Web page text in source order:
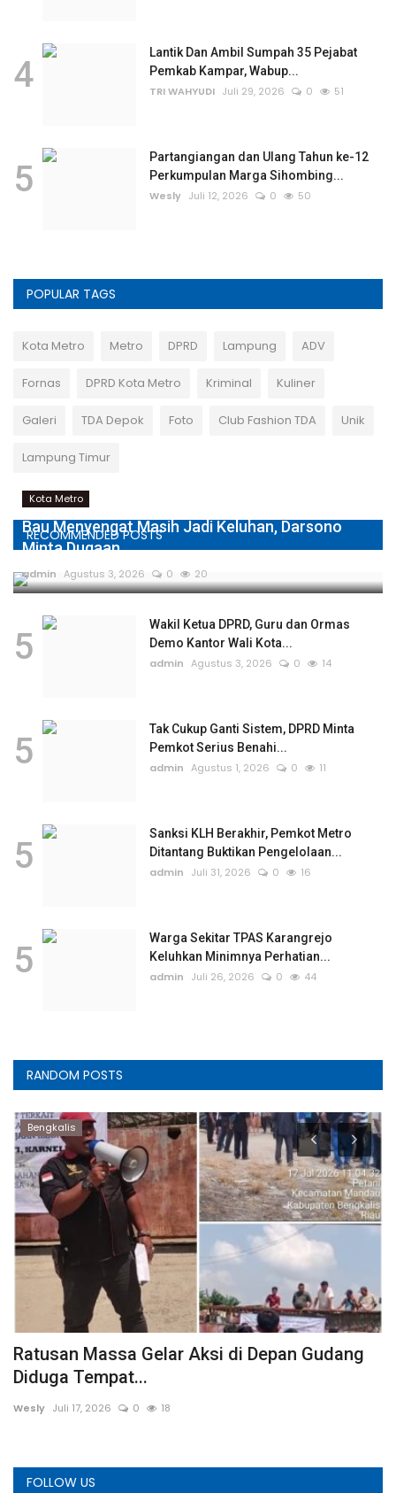
4
Lantik Dan Ambil Sumpah 35 Pejabat
Pemkab Kampar, Wabup...
TRI WAHYUDI Juli 29, 2026 0 51
5
Partangiangan dan Ulang Tahun ke-12
Perkumpulan Marga Sihombing...
Wesly Juli 12, 2026 0 50
POPULAR TAGS
Kota Metro Metro DPRD Lampung ADV
Fornas DPRD Kota Metro Kriminal Kuliner
Galeri TDA Depok Foto Club Fashion TDA Unik
Lampung Timur
RECOMMENDED POSTS
Kota Metro
Bau Menyengat Masih Jadi Keluhan, Darsono
Minta Dugaan...
admin Agustus 3, 2026 0 20
5
Wakil Ketua DPRD, Guru dan Ormas
Demo Kantor Wali Kota...
admin Agustus 3, 2026 0 14
5
Tak Cukup Ganti Sistem, DPRD Minta
Pemkot Serius Benahi...
admin Agustus 1, 2026 0 11
5
Sanksi KLH Berakhir, Pemkot Metro
Ditantang Buktikan Pengelolaan...
admin
Juli 31, 2026 0 16
5
Warga Sekitar TPAS Karangrejo
Keluhkan Minimnya Perhatian...
admin
Juli 26, 2026 0 44
RANDOM POSTS
Bengkalis
Ratusan Massa Gelar Aksi di Depan Gudang
Diduga Tempat...
Wesly Juli 17, 2026 0 18
FOLLOW US